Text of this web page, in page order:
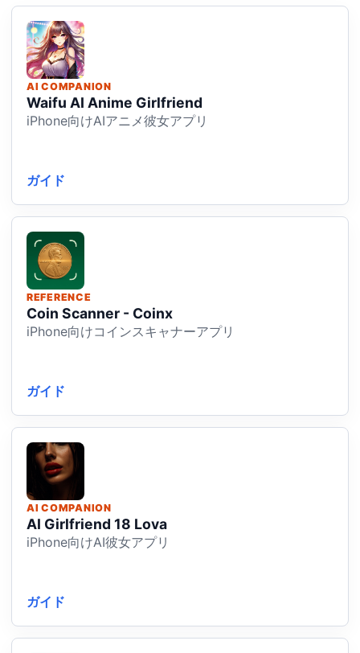
AI COMPANION
Waifu AI Anime Girlfriend
iPhone向けAIアニメ彼女アプリ
ガイド
REFERENCE
Coin Scanner - Coinx
iPhone向けコインスキャナーアプリ
ガイド
AI COMPANION
AI Girlfriend 18 Lova
iPhone向けAI彼女アプリ
ガイド